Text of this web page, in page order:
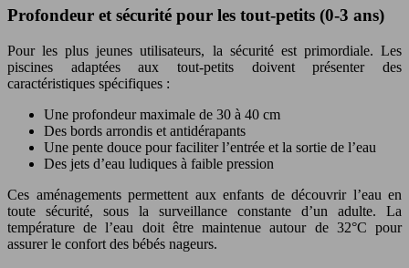
Profondeur et sécurité pour les tout-petits (0-3 ans)
Pour les plus jeunes utilisateurs, la sécurité est primordiale. Les
piscines adaptées aux tout-petits doivent présenter des
caractéristiques spécifiques :
Une profondeur maximale de 30 à 40 cm
Des bords arrondis et antidérapants
Une pente douce pour faciliter l’entrée et la sortie de l’eau
Des jets d’eau ludiques à faible pression
Ces aménagements permettent aux enfants de découvrir l’eau en
toute sécurité, sous la surveillance constante d’un adulte. La
température de l’eau doit être maintenue autour de 32°C pour
assurer le confort des bébés nageurs.